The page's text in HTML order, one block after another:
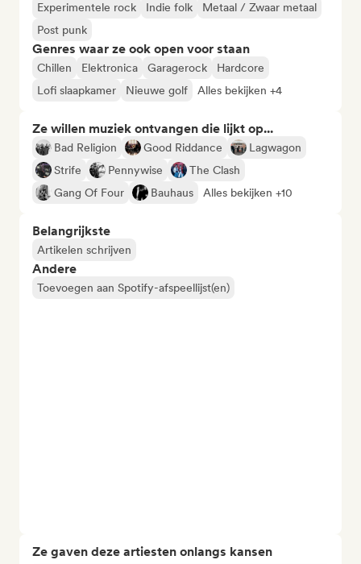
Experimentele rock
Indie folk
Metaal / Zwaar metaal
Post punk
Genres waar ze ook open voor staan
Chillen Elektronica Garagerock
Hardcore
Lofi slaapkamer
Nieuwe golf Alles bekijken +4
Ze willen muziek ontvangen die lijkt op...
Bad Religion Good Riddance
Lagwagon
Strife
Pennywise
The Clash
Gang Of Four
Bauhaus Alles bekijken +10
Belangrijkste
Artikelen schrijven
Andere
Toevoegen aan Spotify-afspeellijst(en)
Ze gaven deze artiesten onlangs kansen